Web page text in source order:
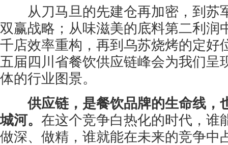
从刀马旦的先建仓再加密，到苏
双赢战略；从味滋美的底料第二利润
千店效率重构，再到乌苏烧烤的定
五届四川省餐饮供应链峰会为我们呈
体的行业图景。
供应链，是餐饮品牌的生命线，
城河。 在这个竞争白热化的时代，谁
做深、做精，谁就能在未来的竞争中